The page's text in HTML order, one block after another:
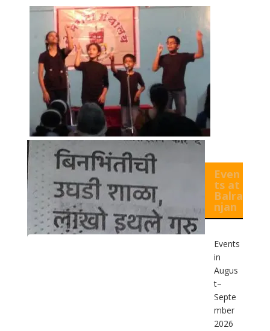
Even
ts at
Balra
njan
Events
in
Augus
t–
Septe
mber
2026